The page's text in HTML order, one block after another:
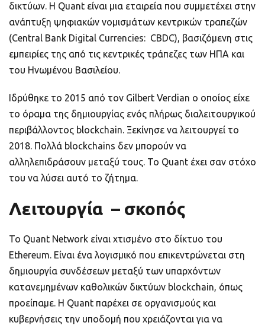
δικτύων. H Quant είναι μια εταιρεία που συμμετέχει στην
ανάπτυξη ψηφιακών νομισμάτων κεντρικών τραπεζών
(Central Bank Digital Currencies: CBDC), βασιζόμενη στις
εμπειρίες της από τις κεντρικές τράπεζες των ΗΠΑ και
του Ηνωμένου Βασιλείου.
Ιδρύθηκε το 2015 από τον Gilbert Verdian ο οποίος είχε
το όραμα της δημιουργίας ενός πλήρως διαλειτουργικού
περιβάλλοντος blockchain. Ξεκίνησε να λειτουργεί το
2018. Πολλά blockchains δεν μπορούν να
αλληλεπιδράσουν μεταξύ τους. Το Quant έχει σαν στόχο
του να λύσει αυτό το ζήτημα.
Λειτουργία – σκοπός
Το Quant Network είναι χτισμένο στο δίκτυο του
Ethereum. Είναι ένα λογισμικό που επικεντρώνεται στη
δημιουργία συνδέσεων μεταξύ των υπαρχόντων
κατανεμημένων καθολικών δικτύων blockchain, όπως
προείπαμε. Η Quant παρέχει σε οργανισμούς και
κυβερνήσεις την υποδομή που χρειάζονται για να